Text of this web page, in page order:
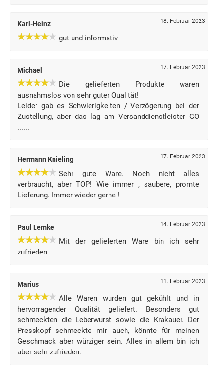
Karl-Heinz 18. Februar 2023
gut und informativ
Michael 17. Februar 2023
Die gelieferten Produkte waren
ausnahmslos von sehr guter Qualität!
Leider gab es Schwierigkeiten / Verzögerung bei der
Zustellung, aber das lag am Versanddienstleister GO
......
Hermann Knieling 17. Februar 2023
Sehr gute Ware. Noch nicht alles
verbraucht, aber TOP! Wie immer , saubere, promte
Lieferung. Immer wieder gerne !
Paul Lemke 14. Februar 2023
Mit der gelieferten Ware bin ich sehr
zufrieden.
Marius 11. Februar 2023
Alle Waren wurden gut gekühlt und in
hervorragender Qualität geliefert. Besonders gut
schmeckten die Leberwurst sowie die Krakauer. Der
Presskopf schmeckte mir auch, könnte für meinen
Geschmack aber würziger sein. Alles in allem bin ich
aber sehr zufrieden.